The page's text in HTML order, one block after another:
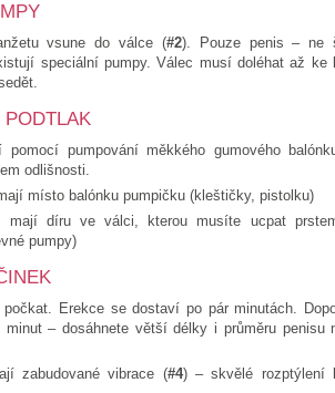
vsune do válce (#2). Pouze penis – ne
speciální pumpy. Válec musí doléhat až ke
pomocí pumpování měkkého gumového
odlišnosti.
místo balónku pumpičku (kleštičky, pistolku)
mají díru ve válci, kterou musíte ucpat
pumpy)
Erekce se dostaví po pár minutách.
– dosáhnete větší délky i průměru penisu
zabudované vibrace (#4) – skvělé rozptýlení